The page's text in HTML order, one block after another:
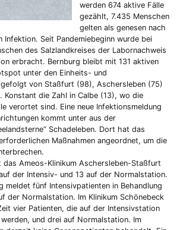
werden 674 aktive Fälle
gezählt, 7.435 Menschen
gelten als genesen nach
Infektion. Seit Pandemiebeginn wurde bei
des Salzlandkreises der Labornachweis
erbracht. Bernburg bleibt mit 131 aktiven
unter den Einheits- und
gefolgt von Staßfurt (98), Aschersleben (75)
Konstant die Zahl in Calbe (13), wo die
verortet sind. Eine neue Infektionsmeldung
kommt unter aus der
Schadeleben. Dort hat das
Maßnahmen angeordnet, um die
das Ameos-Klinikum Aschersleben-Staßfurt
der Intensiv- und 13 auf der Normalstation.
meldet fünf Intensivpatienten in Behandlung
der Normalstation. Im Klinikum Schönebeck
vier Patienten, die auf der Intensivstation
und drei auf Normalstation. Im